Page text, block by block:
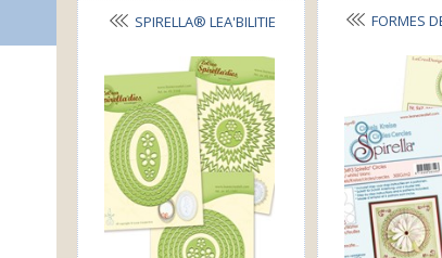
SPIRELLA® LEA'BILITIE
MATRICES
FORMES